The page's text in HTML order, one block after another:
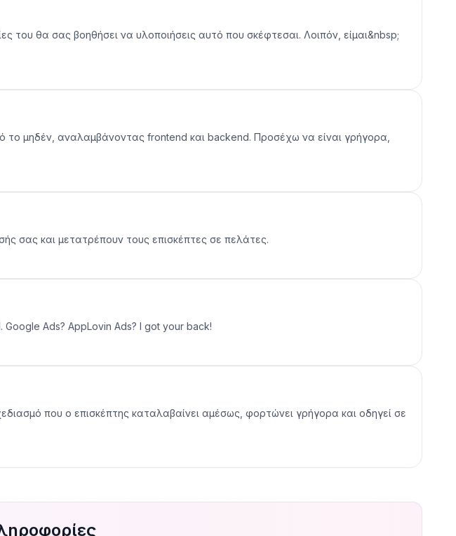
του θα σας βοηθήσει να υλοποιήσεις αυτό που σκέφτεσαι. Λοιπόν, είμαι&nbsp;
το μηδέν, αναλαμβάνοντας frontend και backend. Προσέχω να είναι γρήγορα,
σας και μετατρέπουν τους επισκέπτες σε πελάτες.
Ads? AppLovin Ads? I got your back!
που ο επισκέπτης καταλαβαίνει αμέσως, φορτώνει γρήγορα και οδηγεί σε